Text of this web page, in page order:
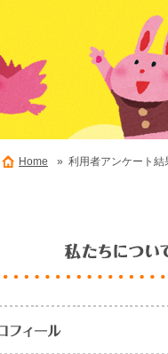
Home » 利用者アンケート結